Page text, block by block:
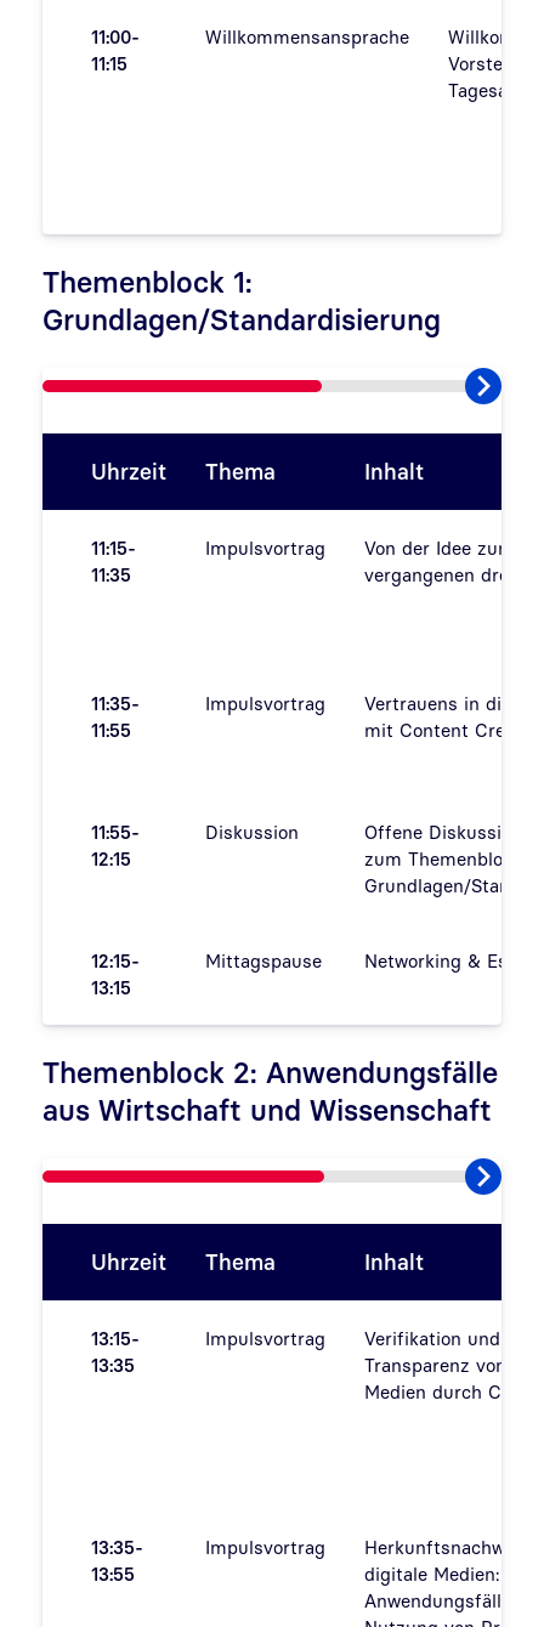
11:00-
11:15
Willkommensansprache
Themenblock 1:
Grundlagen/Standardisierung
Uhrzeit Thema Inhalt
11:15-
11:35
Impulsvortrag
Von der Idee zur
vergangenen drei
11:35-
11:55
Impulsvortrag
Vertrauens in
mit Content
11:55-
12:15
Diskussion
Offene
zum Themenblock
Grundlagen/
12:15-
13:15
Mittagspause Networking & Essen
Themenblock 2: Anwendungsfälle
aus Wirtschaft und Wissenschaft
Uhrzeit Thema Inhalt
13:15-
13:35
Impulsvortrag
Verifikation und
Transparenz von
Medien durch C2PA
13:35-
13:55
Impulsvortrag
digitale Medien:
Anwendungsfälle zur